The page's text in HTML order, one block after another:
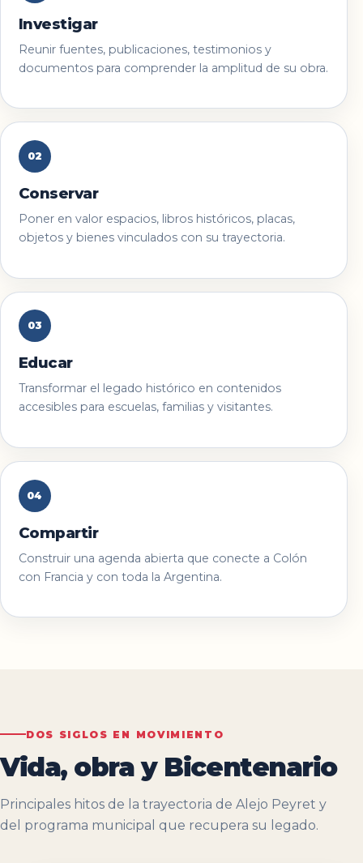
Investigar
Reunir fuentes, publicaciones, testimonios y
documentos para comprender la amplitud de su obra.
02
Conservar
Poner en valor espacios, libros históricos, placas,
objetos y bienes vinculados con su trayectoria.
03
Educar
Transformar el legado histórico en contenidos
accesibles para escuelas, familias y visitantes.
04
Compartir
Construir una agenda abierta que conecte a Colón
con Francia y con toda la Argentina.
DOS SIGLOS EN MOVIMIENTO
Vida, obra y Bicentenario
Principales hitos de la trayectoria de Alejo Peyret y
del programa municipal que recupera su legado.